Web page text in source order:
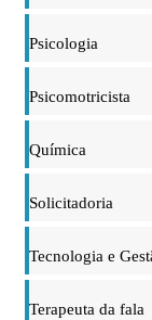
Psicologia
Psicomotricista
Química
Solicitadoria
Tecnologia e
Terapeuta da fala